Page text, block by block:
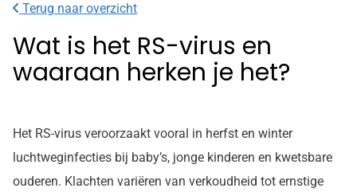
Terug naar overzicht
Wat is het RS-virus en
waaraan herken je het?
Het RS-virus veroorzaakt vooral in herfst en winter
luchtweginfecties bij baby’s, jonge kinderen en kwetsbare
ouderen. Klachten variëren van verkoudheid tot ernstige